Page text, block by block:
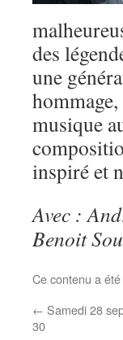
des
une
musique
inspiré et
Avec :
Benoit
Ce contenu a
← Samedi 28
30